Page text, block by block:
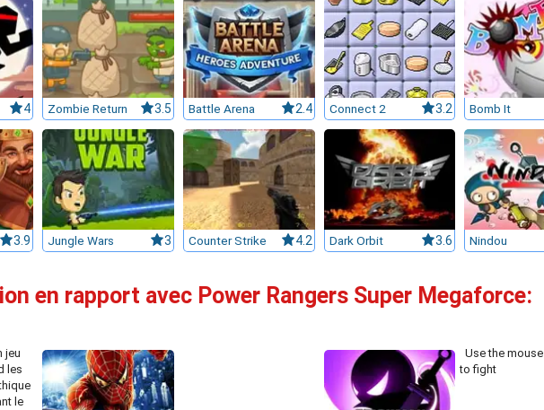
4 Zombie Return 3.5 Battle Arena 2.4 Connect 2 3.2 Bomb It
3.9 Jungle Wars 3 Counter Strike 4.2 Dark Orbit 3.6 Nindou
en rapport avec Power Rangers Super Megaforce:
jeu
les
le
Use the
to fight